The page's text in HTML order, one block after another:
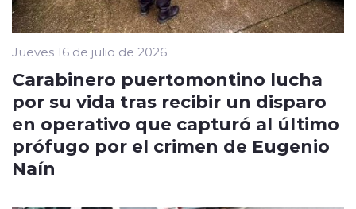
Jueves 16 de julio de 2026
Carabinero puertomontino lucha
por su vida tras recibir un disparo
en operativo que capturó al último
prófugo por el crimen de Eugenio
Naín